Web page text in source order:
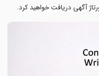
آگهی دریافت خواهید کرد.